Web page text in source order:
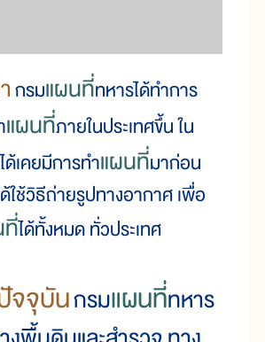
กรมแผนที่ทหารได้ทำการ
แผนที่ภายในประเทศขึ้น ใน
เคยมีการทำแผนที่มาก่อน
ใช้วิธีถ่ายรูปทางอากาศ เพื่อ
ได้ทั้งหมด ทั่วประเทศ
จุบันกรมแผนที่ทหาร